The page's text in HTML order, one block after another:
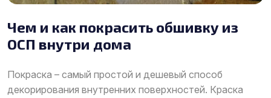
Чем и как покрасить обшивку из
ОСП внутри дома
Покраска – самый простой и дешевый способ
декорирования внутренних поверхностей. Краска